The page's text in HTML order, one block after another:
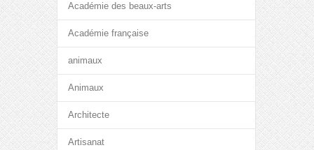
Académie des beaux-arts
Académie française
animaux
Animaux
Architecte
Artisanat